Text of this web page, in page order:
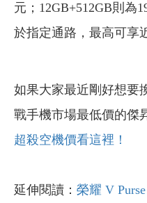
元；12GB+512GB則為
於指定通路，最高可享
如果大家最近剛好想要
戰手機市場最低價的傑
超殺空機價看這裡！
延伸閱讀： 榮耀 V